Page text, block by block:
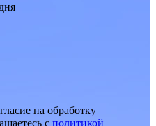
на обработку
c политикой